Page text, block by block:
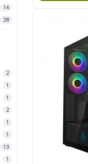
14
28
2
1
1
2
1
1
13
1